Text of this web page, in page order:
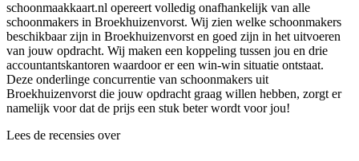
schoonmaakkaart.nl opereert volledig onafhankelijk van alle
schoonmakers in Broekhuizenvorst. Wij zien welke schoonmakers
beschikbaar zijn in Broekhuizenvorst en goed zijn in het uitvoeren
van jouw opdracht. Wij maken een koppeling tussen jou en drie
accountantskantoren waardoor er een win-win situatie ontstaat.
Deze onderlinge concurrentie van schoonmakers uit
Broekhuizenvorst die jouw opdracht graag willen hebben, zorgt er
namelijk voor dat de prijs een stuk beter wordt voor jou!
Lees de recensies over